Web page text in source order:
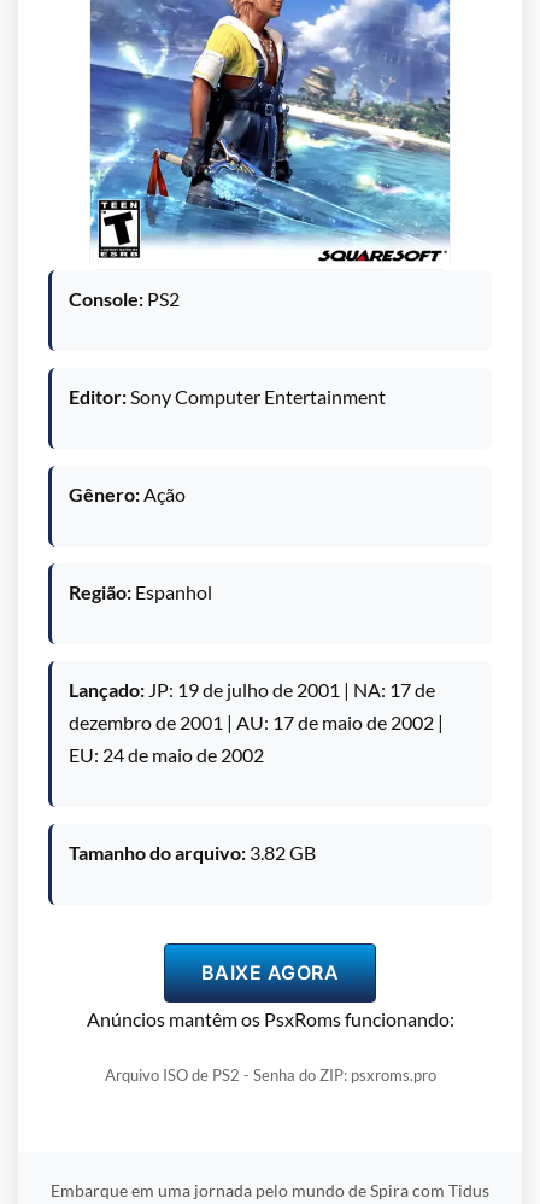
Console: PS2
Editor: Sony Computer Entertainment
Gênero: Ação
Região: Espanhol
Lançado: JP: 19 de julho de 2001 | NA: 17 de
dezembro de 2001 | AU: 17 de maio de 2002 |
EU: 24 de maio de 2002
Tamanho do arquivo: 3.82 GB
BAIXE AGORA
Anúncios mantêm os PsxRoms funcionando:
Arquivo ISO de PS2 - Senha do ZIP: psxroms.pro
Embarque em uma jornada pelo mundo de Spira com Tidus